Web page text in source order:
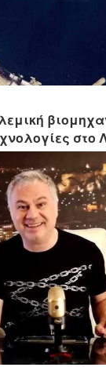
στο